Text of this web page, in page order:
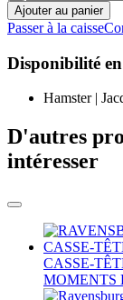
Ajouter au panier
Passer à la caisse
Disponibilité
Hamster |
D'autres
intéresser
CASSE-
MOMENTS